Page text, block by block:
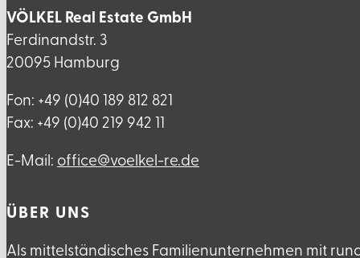
VÖLKEL Real Estate GmbH
Ferdinandstr. 3
20095 Hamburg
Fon: +49 (0)40 189 812 821
Fax: +49 (0)40 219 942 11
E-Mail: ed.er-lekleov@eciffo
ÜBER UNS
Als mittelständisches Familienunternehmen mit